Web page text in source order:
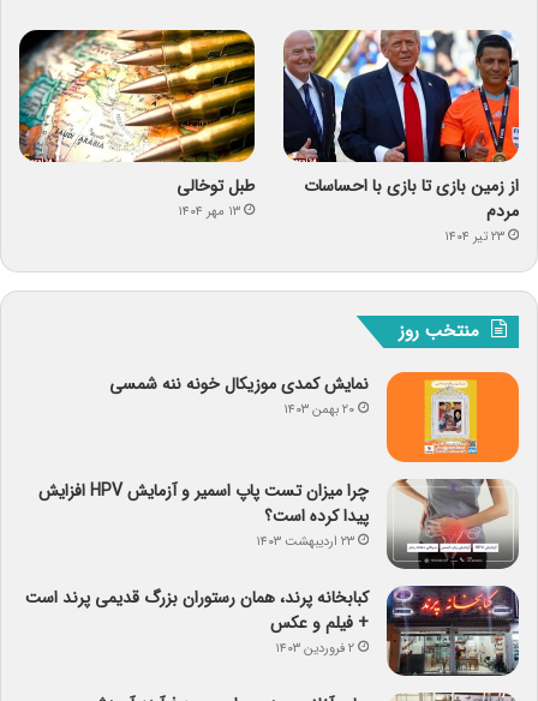
از زمین بازی تا بازی با احساسات
مردم
۲۳ تیر ۱۴۰۴
طبل توخالی
۱۳ مهر ۱۴۰۴
منتخب روز
نمایش کمدی موزیکال خونه ننه شمسی
۲۰ بهمن ۱۴۰۳
چرا میزان تست پاپ اسمیر و آزمایش HPV افزایش
پیدا کرده است؟
۲۳ اردیبهشت ۱۴۰۳
کبابخانه پرند، همان رستوران بزرگ قدیمی پرند است
+ فیلم و عکس
۲ فروردین ۱۴۰۳